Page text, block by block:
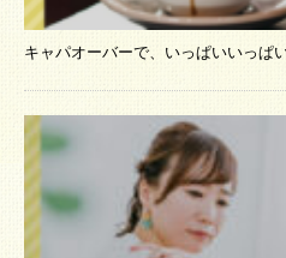
キャパオーバーで、いっぱいいっぱ